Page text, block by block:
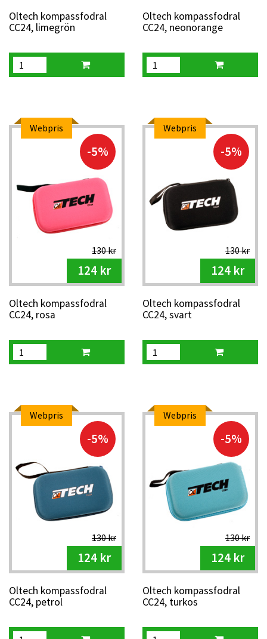
Oltech kompassfodral
CC24, limegrön
Oltech kompassfodral
CC24, neonorange
Webpris
-5%
130 kr
124 kr
Oltech kompassfodral
CC24, rosa
Webpris
-5%
130 kr
124 kr
Oltech kompassfodral
CC24, svart
Webpris
-5%
130 kr
124 kr
Oltech kompassfodral
CC24, petrol
Webpris
-5%
130 kr
124 kr
Oltech kompassfodral
CC24, turkos